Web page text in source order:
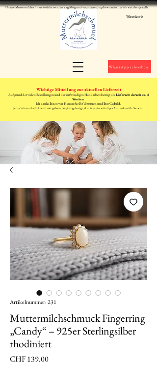
Unsere Muttermilchschmuckstücke werden sorgfältig und verantwortungsbewusst in der Schweiz hergestellt.
Warenkorb
WhatsApp schreiben
Wichtige Mitteilung zur aktuellen Lieferzeit
Aufgrund der vielen Bestellungen und der aufwendigen Handarbeit beträgt dieLieferzeit derzeit ca. 8
Wochen.
Ich danke Ihnen von Herzen für Ihr Vertrauen und Ihre Geduld.
Jedes Schmuckstück wird mit grösster Sorgfalt gefertigt, damit es ein würdiges Andenken für Sie wird
Artikelnummer: 231
Muttermilchschmuck Fingerring
„Candy“ – 925er Sterlingsilber
rhodiniert
CHF 139.00Preis